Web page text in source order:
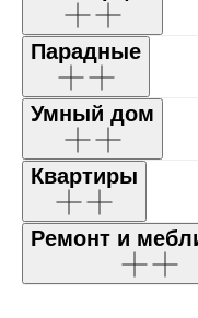
Парадные
Умный дом
Квартиры
Ремонт и